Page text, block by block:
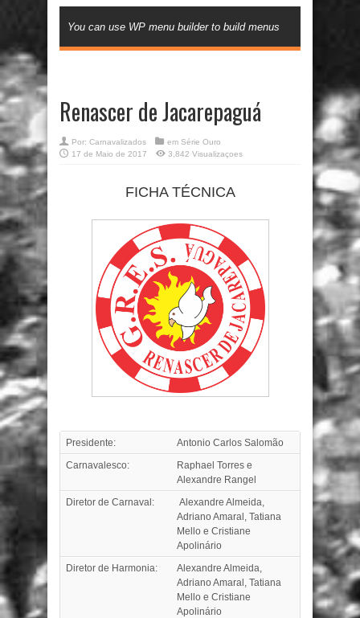
You can use WP menu builder to build menus
Renascer de Jacarepaguá
Por: Carnavalizados em Série Ouro
17 de Maio de 2017
3,842 Visualizaçoes
FICHA TÉCNICA
Presidente:
Antonio Carlos Salomão
Carnavalesco:
Raphael Torres e
Alexandre Rangel
Diretor de Carnaval:
Alexandre Almeida,
Adriano Amaral, Tatiana
Mello e Cristiane
Apolinário
Diretor de Harmonia:
Alexandre Almeida,
Adriano Amaral, Tatiana
Mello e Cristiane
Apolinário